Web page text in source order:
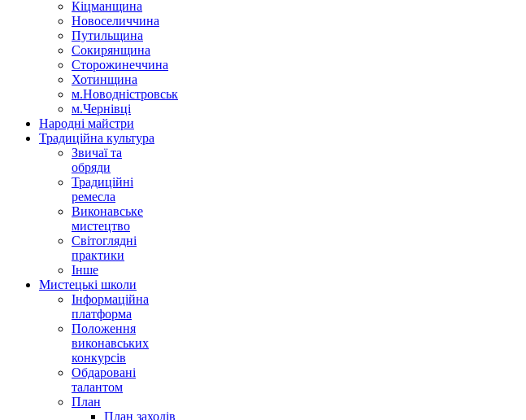
Кіцманщина
Новоселиччина
Путильщина
Сокирянщина
Сторожинеччина
Хотинщина
м.Новодністровськ
м.Чернівці
Народні майстри
Традиційна культура
Звичаї та
обряди
Традиційні
ремесла
Виконавське
мистецтво
Світоглядні
практики
Інше
Мистецькі школи
Інформаційна
платформа
Положення
виконавських
конкурсів
Обдаровані
талантом
План
План заходів